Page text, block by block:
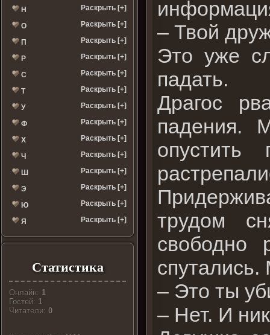
Н Раскрыть [+]
О Раскрыть [+]
П Раскрыть [+]
Р Раскрыть [+]
С Раскрыть [+]
Т Раскрыть [+]
У Раскрыть [+]
Ф Раскрыть [+]
Х Раскрыть [+]
Ч Раскрыть [+]
Ш Раскрыть [+]
Э Раскрыть [+]
Ю Раскрыть [+]
Я Раскрыть [+]
Статистика
Онлайн: 1
Гостей: 1
Читатели:0
– Твой
Это уже
падать.
Драгос
падения.
опустить
трудом
свободно
– Это ты
– Нет. И